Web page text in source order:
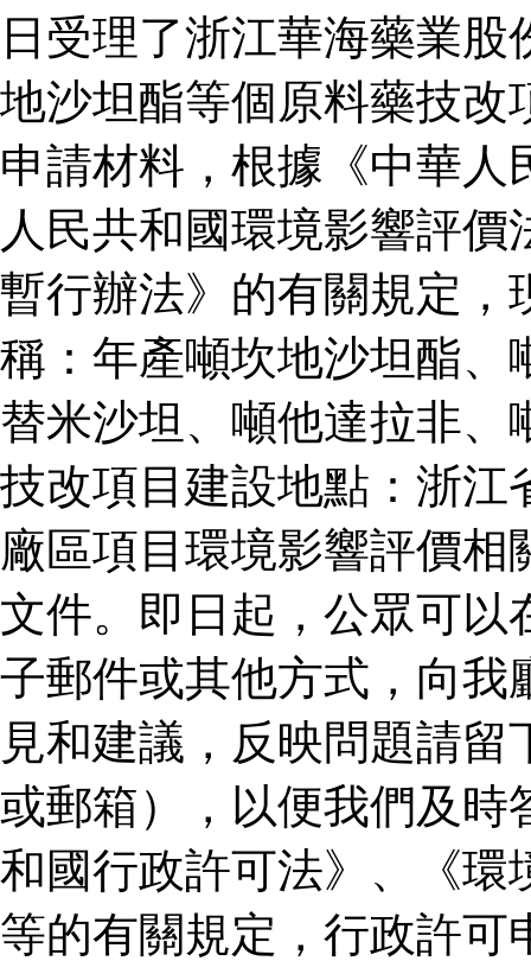
日受理了浙江華海藥業
地沙坦酯等個原料藥技改
申請材料，根據《中華
人民共和國環境影響評
暫行辦法》的有關規定，
稱：年產噸坎地沙坦酯、
替米沙坦、噸他達拉非
技改項目建設地點：浙江
廠區項目環境影響評價
文件。即日起，公眾可以
子郵件或其他方式，向我
見和建議，反映問題請
或郵箱），以便我們及時
和國行政許可法》、《環
等的有關規定，行政許可